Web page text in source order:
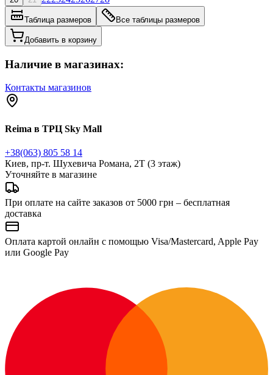
Таблица размеров Все таблицы размеров
Добавить в корзину
Наличие в магазинах:
Контакты магазинов
Reima в ТРЦ Sky Mall
+38(063) 805 58 14
Киев, пр-т. Шухевича Романа, 2Т (3 этаж)
Уточняйте в магазине
При оплате на сайте заказов от 5000 грн – бесплатная
доставка
Оплата картой онлайн с помощью Visa/Mastercard, Apple Pay
или Google Pay